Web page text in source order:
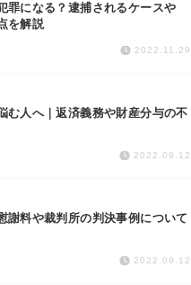
罪になる？逮捕されるケースや
を解説
2022.11.29
む人へ｜返済義務や財産分与の不
2022.09.12
謝料や裁判所の判決事例について
2022.09.12